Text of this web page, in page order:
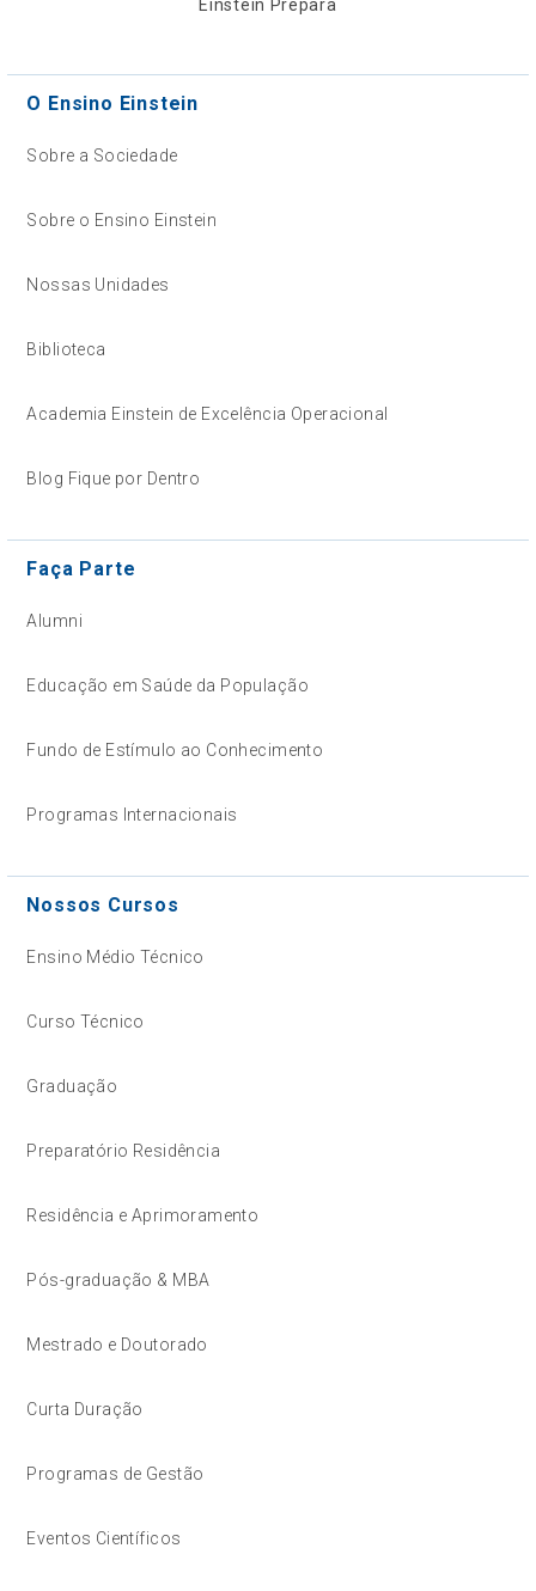
Einstein Prepara
O Ensino Einstein
Sobre a Sociedade
Sobre o Ensino Einstein
Nossas Unidades
Biblioteca
Academia Einstein de Excelência Operacional
Blog Fique por Dentro
Faça Parte
Alumni
Educação em Saúde da População
Fundo de Estímulo ao Conhecimento
Programas Internacionais
Nossos Cursos
Ensino Médio Técnico
Curso Técnico
Graduação
Preparatório Residência
Residência e Aprimoramento
Pós-graduação & MBA
Mestrado e Doutorado
Curta Duração
Programas de Gestão
Eventos Científicos